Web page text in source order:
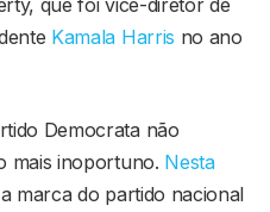
Kamala Harris no ano
Democrata não
mais inoportuno. Nesta
marca do partido nacional